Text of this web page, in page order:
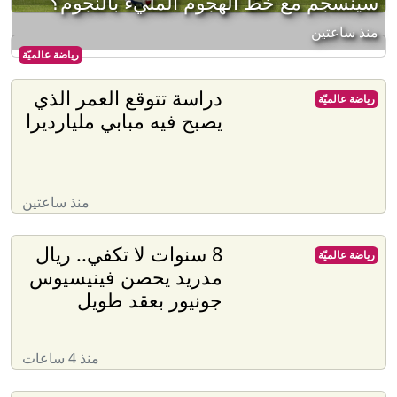
رياضة عالميّة
منذ ساعتين
دراسة تتوقع العمر الذي
يصبح فيه مبابي مليارديرا
منذ ساعتين
رياضة عالميّة
8 سنوات لا تكفي.. ريال
مدريد يحصن فينيسيوس
جونيور بعقد طويل
منذ 4 ساعات
رياضة عالميّة